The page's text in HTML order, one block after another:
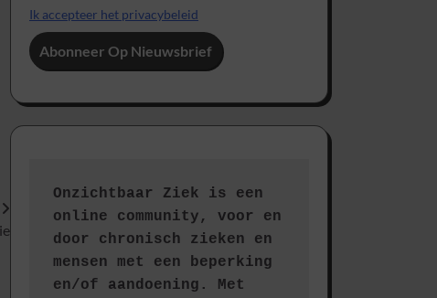
Ik accepteer het privacybeleid
Onzichtbaar Ziek is een
online community, voor en
door chronisch zieken en
mensen met een beperking
en/of aandoening. Met